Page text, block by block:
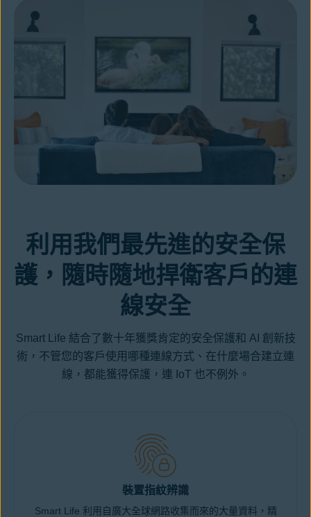
利用我們最先進的安全保
護，隨時隨地捍衛客戶的連
線安全
Smart Life 結合了數十年獲獎肯定的安全保護和 AI 創新技
術，不管您的客戶使用哪種連線方式、在什麼場合建立連
線，都能獲得保護，連 IoT 也不例外。
裝置指紋辨識
Smart Life 利用自廣大全球網路收集而來的大量資料，精